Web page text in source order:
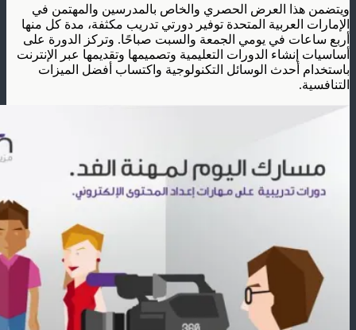
ويتضمن هذا العرض الحصري والخاص بالمدرسين والمهتمن في
الإمارات العربية المتحدة توفير دورتي تدريب مكثفة، مدة كل منها
أربع ساعات في يومي الجمعة والسبت صباحًا. وتركز الدورة على
أساسيات إنشاء الدورات التعليمية وتصميمها وتقديمها عبر الإنترنت
باستخدام أحدث الوسائل التكنولوجية واكتساب أفضل الميزات
التنافسية.